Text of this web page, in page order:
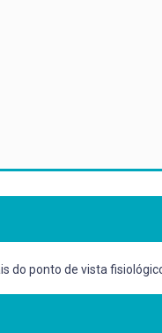
do ponto de vista